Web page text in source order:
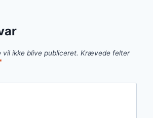
vil ikke blive publiceret. Krævede felter